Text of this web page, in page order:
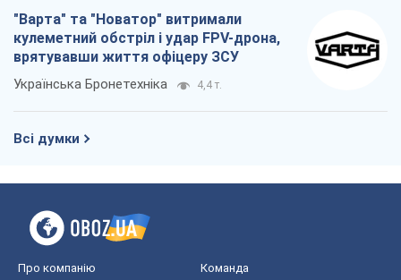
"Варта" та "Новатор" витримали
кулеметний обстріл і удар FPV-дрона,
врятувавши життя офіцеру ЗСУ
Українська Бронетехніка 4,4 т.
Всі думки
Про компанію Команда